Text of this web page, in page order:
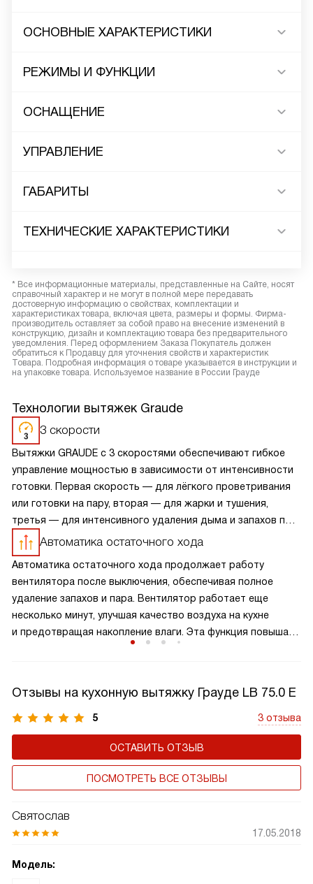
ОСНОВНЫЕ ХАРАКТЕРИСТИКИ
РЕЖИМЫ И ФУНКЦИИ
ОСНАЩЕНИЕ
УПРАВЛЕНИЕ
ГАБАРИТЫ
ТЕХНИЧЕСКИЕ ХАРАКТЕРИСТИКИ
* Все информационные материалы, представленные на Сайте, носят
справочный характер и не могут в полной мере передавать
достоверную информацию о свойствах, комплектации и
характеристиках товара, включая цвета, размеры и формы. Фирма-
производитель оставляет за собой право на внесение изменений в
конструкцию, дизайн и комплектацию товара без предварительного
уведомления. Перед оформлением Заказа Покупатель должен
обратиться к Продавцу для уточнения свойств и характеристик
Товара. Подробная информация о товаре указывается в инструкции и
на упаковке товара. Используемое название в России Грауде
Технологии вытяжек Graude
3 скорости
Вытяжки GRAUDE с 3 скоростями обеспечивают гибкое
управление мощностью в зависимости от интенсивности
готовки. Первая скорость — для лёгкого проветривания
или готовки на пару, вторая — для жарки и тушения,
третья — для интенсивного удаления дыма и запахов при
сильном нагреве. Переключение между режимами
происходит мгновенно, с помощью кнопок или сенсоров.
Такой набор скоростей оптимален для большинства
кухонь: достаточно для повседневных задач, но без
избыточного шума и энергопотребления.
Автоматика остаточного хода
Автоматика остаточного хода продолжает работу
вентилятора после выключения, обеспечивая полное
удаление запахов и пара. Вентилятор работает еще
несколько минут, улучшая качество воздуха на кухне
и предотвращая накопление влаги. Эта функция повышает
оставаться комфортной и приятной для готовки
и пребывания.
Отзывы на кухонную вытяжку Грауде LB 75.0 E
5 3 отзыва
ОСТАВИТЬ ОТЗЫВ
ПОСМОТРЕТЬ ВСЕ ОТЗЫВЫ
Святослав
17.05.2018
Модель: